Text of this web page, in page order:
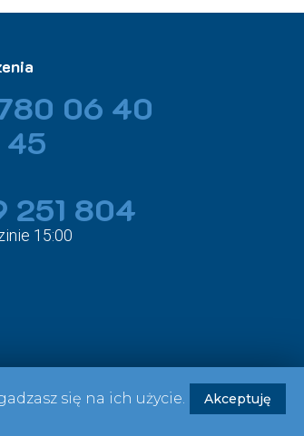
06 40
45
251 804
15:00
się na ich użycie. Akceptuję